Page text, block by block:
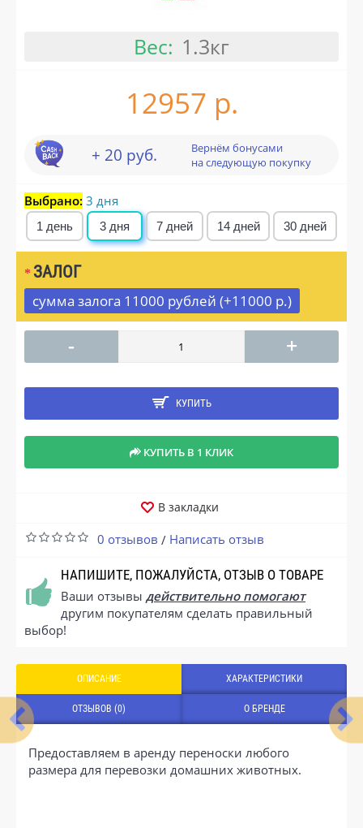
Вес: 1.3кг
12957 р.
+ 20 руб.
Вернём бонусами
на следующую покупку
Выбрано: 3 дня
1 день 3 дня 7 дней 14 дней 30 дней
ЗАЛОГ
сумма залога 11000 рублей (+11000 р.)
- +
КУПИТЬ
КУПИТЬ В 1 КЛИК
В закладки
0 отзывов / Написать отзыв
НАПИШИТЕ, ПОЖАЛУЙСТА, ОТЗЫВ О ТОВАРЕ
Ваши отзывы действительно помогают
другим покупателям сделать правильный
выбор!
ОПИСАНИЕ ХАРАКТЕРИСТИКИ
ОТЗЫВОВ (0) О БРЕНДЕ
Предоставляем в аренду переноски любого
размера для перевозки домашних животных.